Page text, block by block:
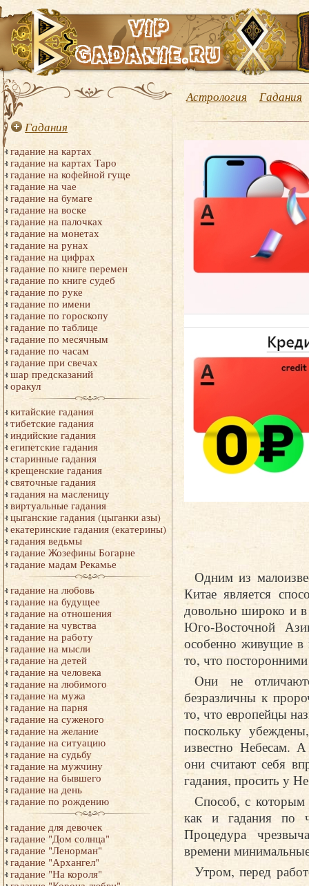
Гадания
гадание на картах
гадание на картах Таро
гадание на кофейной гуще
гадание на чае
гадание на бумаге
гадание на воске
гадание на палочках
гадание на монетах
гадание на рунах
гадание на цифрах
гадание по книге перемен
гадание по книге судеб
гадание по руке
гадание по имени
гадание по гороскопу
гадание по таблице
гадание по месячным
гадание по часам
гадание при свечах
шар предсказаний
оракул
китайские гадания
тибетские гадания
индийские гадания
египетские гадания
старинные гадания
крещенские гадания
святочные гадания
гадания на масленицу
виртуальные гадания
цыганские гадания (цыганки азы)
екатеринские гадания (екатерины)
гадания ведьмы
гадание Жозефины Богарне
гадание мадам Рекамье
гадание на любовь
гадание на будущее
гадание на отношения
гадание на чувства
гадание на работу
гадание на мысли
гадание на детей
гадание на человека
гадание на любимого
гадание на мужа
гадание на парня
гадание на суженого
гадание на желание
гадание на ситуацию
гадание на судьбу
гадание на мужчину
гадание на бывшего
гадание на день
гадание по рождению
гадание для девочек
гадание "Дом солнца"
гадание "Ленорман"
гадание "Архангел"
гадание "На короля"
Астрология Гадания
Одним из
Китае является
довольно широко и
Юго-Восточной
особенно живущие
то, что
Они не
безразличны к
то, что европейцы
поскольку
известно Небесам.
они считают себя
гадания, просить у
Способ, с которым
как и гадания по
Процедура
времени
Утром, перед